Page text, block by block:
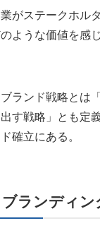
がステークホル
ような価値を感
ランド戦略とは
す戦略」とも定
確立にある。
ランディン